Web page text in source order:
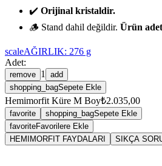
✔️ Orijinal kristaldir.
🪵 Stand dahil değildir. Ürün
scaleAĞIRLIK: 276 g
Adet:
remove 1
add
shopping_bagSepete Ekle
Hemimorfit Küre M Boy₺2.035,00
favorite shopping_bagSepete Ekle
favoriteFavorilere Ekle
HEMIMORFIT FAYDALARI
SIKÇA